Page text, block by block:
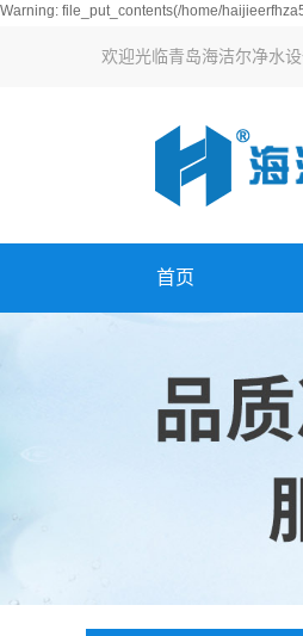
Warning: file_put_contents(/home/
欢迎光临青岛海洁尔净水
首页